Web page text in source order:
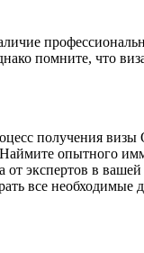
помните, что
получения визы
Наймите опытного
экспертов в
все